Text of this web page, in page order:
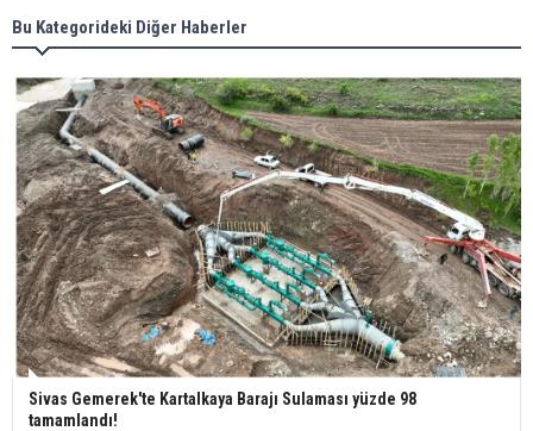
Meral Akşener ile Müsavat Dervişoğlu cenazede
görüntülendi
29 Mayıs okullar tatil mi?
Bilim kurgu gerçekleşiyor... Dondurulmuş
insanları hayata döndürecek keşif
Ünlü türkücü Mahmut Tuncer estetik operasyon
geçirdi: Son hali gündem oldu
Bu Kategorideki Diğer Haberler
Sivas Gemerek'te Kartalkaya Barajı Sulaması yüzde 98
tamamlandı!